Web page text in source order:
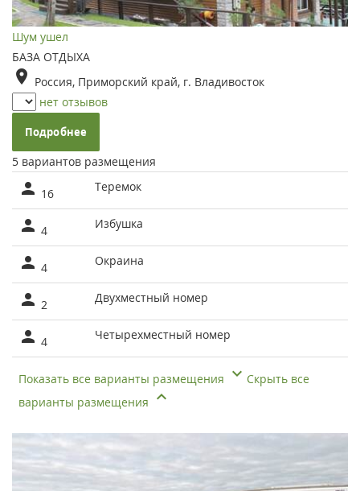
Шум ушел
БАЗА ОТДЫХА
Россия, Приморский край, г. Владивосток
нет отзывов
Подробнее
5 вариантов размещения
16 Теремок
4 Избушка
4 Окраина
2 Двухместный номер
4 Четырехместный номер
Показать все варианты размещения
Скрыть все
варианты размещения